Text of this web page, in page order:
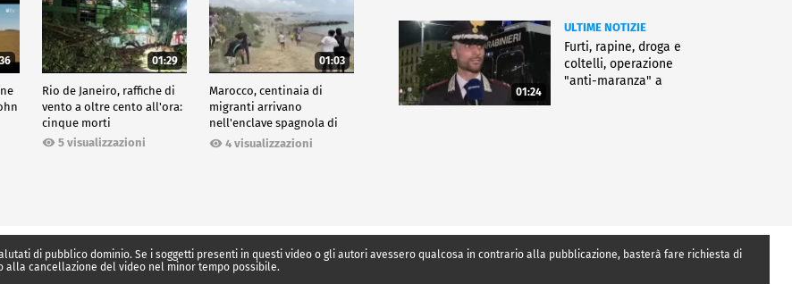
01:29
Rio de Janeiro, raffiche di
vento a oltre cento all'ora:
cinque morti
5 visualizzazioni
01:03
Marocco, centinaia di
migranti arrivano
nell'enclave spagnola di
Ceuta4 visualizzazioni
01:24
ULTIME NOTIZIE
Furti, rapine, droga e
coltelli, operazione
"anti-maranza" a
di pubblico dominio. Se i soggetti presenti in questi video o gli autori avessero qualcosa in contrario alla pubblicazione, basterà fare richiesta di
alla cancellazione del video nel minor tempo possibile.